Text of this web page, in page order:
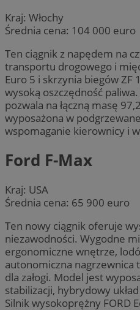
Kraj: Włochy
Średnia cena: 104 000 euro
Ten ciągnik z napędem na
transportu drogowego i
Euro 5 i skrzynia biegów ZF
wysoką oszczędność
pozwala na łączną masę
wyposażona w
wspomaganie kierownicy i
Ford F-Max
Kraj: USA
Średnia cena: 65 900 euro
Ten nowy ciągnik oferuje
niezawodności. Wygodne
ergonomiczne wnętrze,
autonomiczna nagrzewnica
dla załogi. Model jest
stabilizacji, hybrydowy
Silnik wysokoprężny FORD